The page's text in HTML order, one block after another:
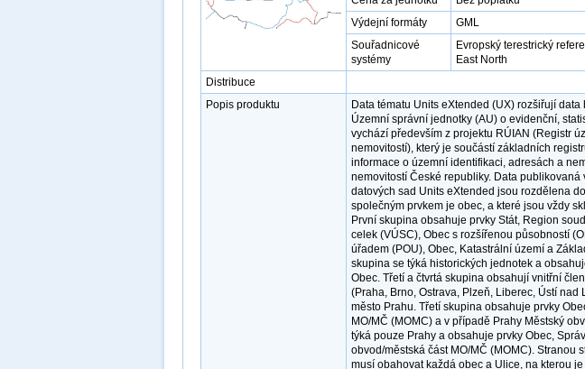
Výdejní formáty
GML
Souřadnicové
systémy
Evropský terestrický
East North
Distribuce
Popis produktu
Data tématu Units eXtended (UX) rozšiřují
Územní správní jednotky (AU) o evidenční,
vychází především z projektu RÚIAN (Registr
nemovitostí), který je součástí základních
informace o územní identifikaci, adresách a
nemovitostí České republiky. Data
datových sad Units eXtended jsou rozdělena
společným prvkem je obec, a které jsou vždy
První skupina obsahuje prvky Stát, Region
celek (VÚSC), Obec s rozšířenou působností
úřadem (POU), Obec, Katastrální území a
skupina se týká historických jednotek a
Obec. Třetí a čtvrtá skupina obsahují vnitřní
(Praha, Brno, Ostrava, Plzeň, Liberec, Ústí
město Prahu. Třetí skupina obsahuje prvky
MO/MČ (MOMC) a v případě Prahy Městský
týká pouze Prahy a obsahuje prvky Obec,
obvod/městská část MO/MČ (MOMC). Stranou
musí obahovat každá obec a Ulice, na kterou